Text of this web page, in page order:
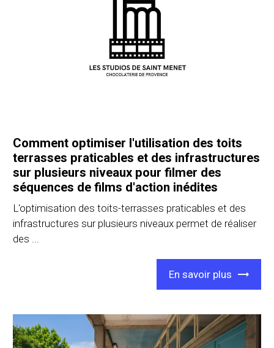
Comment optimiser l'utilisation des toits
terrasses praticables et des infrastructures
sur plusieurs niveaux pour filmer des
séquences de films d'action inédites
L'optimisation des toits-terrasses praticables et des
infrastructures sur plusieurs niveaux permet de réaliser
des ...
En savoir plus